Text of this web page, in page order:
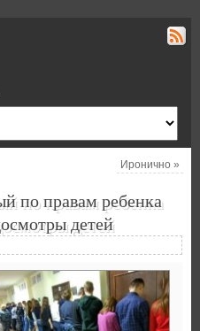
Иронично»
по правам ребенка
детей